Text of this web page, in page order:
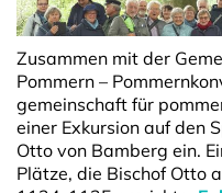
Zusammen mit der
Pommern –
gemeinschaft für
einer Exkursion auf den
Otto von Bamberg ein.
Plätze, die Bischof Otto